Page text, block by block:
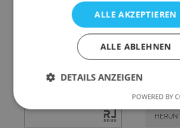
EN-FR-
ALLE AKZEPTIEREN
ALLE ABLEHNEN
DETAILS ANZEIGEN
POWERED BY